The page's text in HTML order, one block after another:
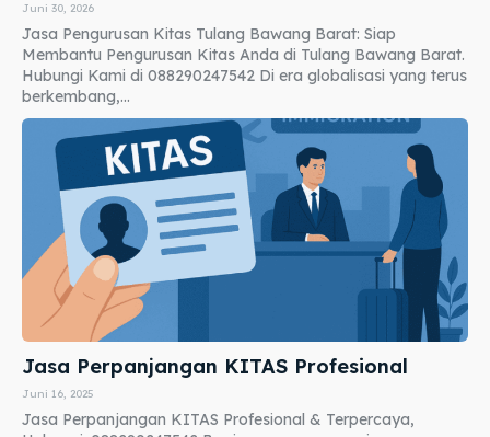
Juni 30, 2026
Jasa Pengurusan Kitas Tulang Bawang Barat: Siap
Membantu Pengurusan Kitas Anda di Tulang Bawang Barat.
Hubungi Kami di 088290247542 Di era globalisasi yang terus
berkembang,...
Jasa Perpanjangan KITAS Profesional
Juni 16, 2025
Jasa Perpanjangan KITAS Profesional & Terpercaya,